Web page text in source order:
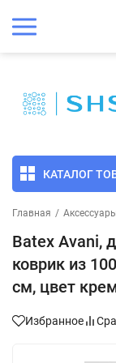
КАТАЛОГ
Главная /
Batex Avani,
коврик из
см, цвет
Избранное